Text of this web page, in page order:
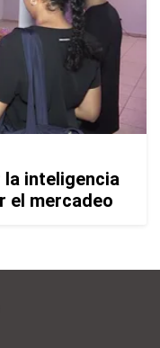
la inteligencia
el mercadeo